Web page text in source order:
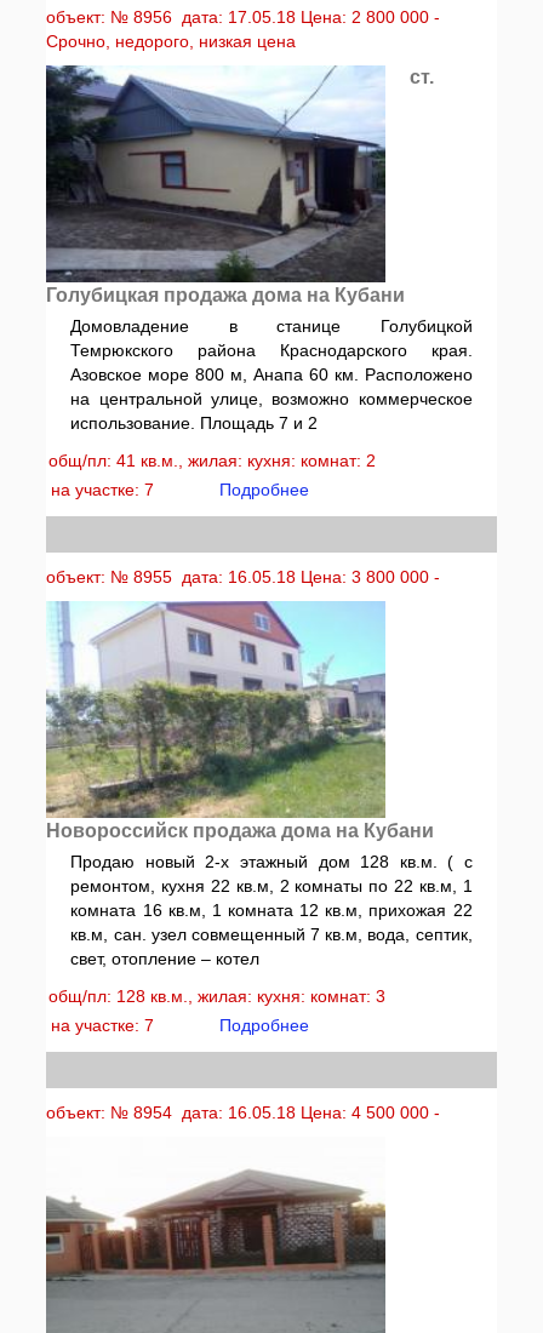
объект: № 8956 дата: 17.05.18 Цена: 2 800 000 -
Срочно, недорого, низкая цена
ст.
Голубицкая продажа дома на Кубани
Домовладение в станице Голубицкой
Темрюкского района Краснодарского края.
Азовское море 800 м, Анапа 60 км. Расположено
на центральной улице, возможно коммерческое
использование. Площадь 7 и 2
общ/пл: 41 кв.м., жилая: кухня: комнат: 2
на участке: 7
Подробнее
объект: № 8955 дата: 16.05.18 Цена: 3 800 000 -
Новороссийск продажа дома на Кубани
Продаю новый 2-х этажный дом 128 кв.м. ( с
ремонтом, кухня 22 кв.м, 2 комнаты по 22 кв.м, 1
комната 16 кв.м, 1 комната 12 кв.м, прихожая 22
кв.м, сан. узел совмещенный 7 кв.м, вода, септик,
свет, отопление – котел
общ/пл: 128 кв.м., жилая: кухня: комнат: 3
на участке: 7
Подробнее
объект: № 8954 дата: 16.05.18 Цена: 4 500 000 -